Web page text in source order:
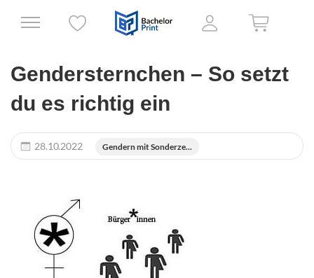
Gendersternchen – So setzt
du es richtig ein
28.10.2022 Gendern mit Sonderze...